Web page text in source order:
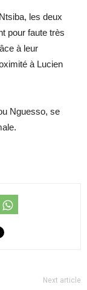
les deux
pour faute très
à leur
à Lucien
Nguesso, se
Next article